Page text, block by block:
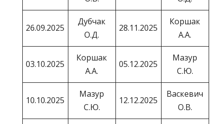
26.09.2025
Дубчак
О.Д.
28.11.2025
Коршак
А.А.
03.10.2025
Коршак
А.А.
05.12.2025
Мазур
С.Ю.
10.10.2025
Мазур
С.Ю.
12.12.2025
Васкевич
О.В.